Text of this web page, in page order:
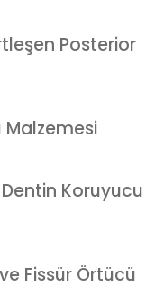
Posterior
Malzemesi
Dentin Koruyucu
ve Fissür Örtücü